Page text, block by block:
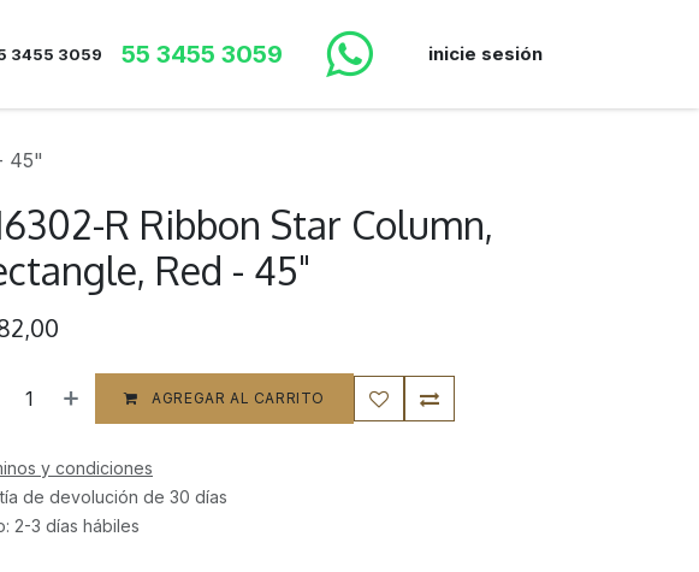
3455 3059 55 3455 3059 inicie sesión
45"
R Ribbon Star Column,
Red - 45"
AGREGAR AL CARRITO
y condiciones
de devolución de 30 días
2-3 días hábiles